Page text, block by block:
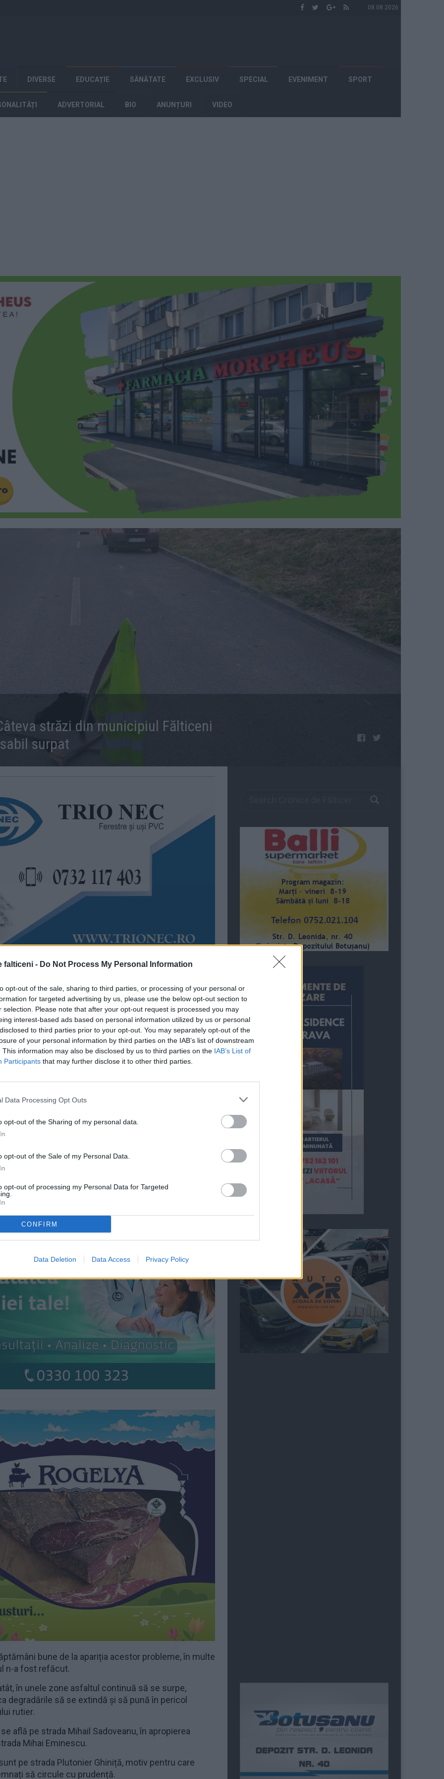
falticeni - Do Not Process My Personal Information
opt-out of the sale, sharing to third parties, or processing of your personal or
for targeted advertising by us, please use the below opt-out section to
selection. Please note that after your opt-out request is processed you may
interest-based ads based on personal information utilized by us or personal
to third parties prior to your opt-out. You may separately opt-out of the
of your personal information by third parties on the IAB’s list of downstream
This information may also be disclosed by us to third parties on the IAB’s List of
Participants that may further disclose it to other third parties.
Data Processing Opt Outs
opt-out of the Sharing of my personal data.
opt-out of the Sale of my Personal Data.
opt-out of processing my Personal Data for Targeted
CONFIRM
Data Deletion Data Access Privacy Policy
08.08.2026
DIVERSE EDUCAȚIE SĂNĂTATE EXCLUSIV SPECIAL EVENIMENT SPORT
ADVERTORIAL BIO ANUNȚURI VIDEO
străzi din municipiul Fălticeni
surpat
Accesări:
după ploaie. Găurile în carosabil au devenit
pentru șoferii care circulă pe câteva străzi din
Cavitățile ivite pe carosabil sunt un pericol pentru
oricând pot să își deterioreze jantele.
șoferii trebuie să fie cu ochii în patru.
acestea sunt asociate cu porțiuni de asfalt surpat,
de modernizare ale rețelelor de alimentare cu apă
de un agent economic din București.
a cedat după intervențiile realizate pentru
de apă și canalizare.
bune de la apariția acestor probleme, în multe
n-a fost refăcut.
în unele zone asfaltul continuă să se surpe,
degradările să se extindă și să pună în pericol
rutier.
află pe strada Mihail Sadoveanu, în apropierea
Mihai Eminescu.
pe strada Plutonier Ghiniță, motiv pentru care
să circule cu prudență.